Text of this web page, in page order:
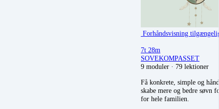
Forhåndsvisning
7t 28m
SOVEKOMPASSET
9 moduler · 79 lektioner
Få konkrete, simple og
skabe mere og bedre søvn
for hele familien.